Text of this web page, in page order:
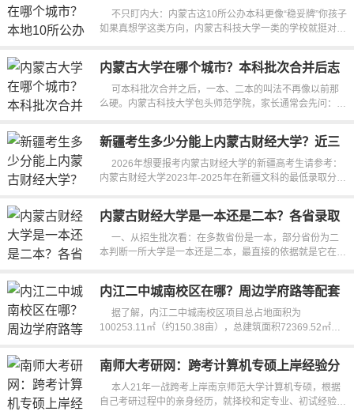
更稳妥
不只盯内大：内蒙古这10所公办本科更像“稳妥牌”你孩子
如果真想学这类方向，内蒙古科技大学一类的学校就挺对
内蒙古大学在哪个城市？本科批次合并后志
愿怎么填
可本科批次合并之后，一本、二本的叫法不再像以前那
么硬。内蒙古科技大学包头师范学院，家长通常会先问：以
新疆考生多少分能上内蒙古财经大学？近三
年文科428分、理科368分
2026年想要报考内蒙古财经大学的新疆高考生请参考：
内蒙古财经大学2023年-2025年在新疆文科的最低录取分数
内蒙古财经大学是一本还是二本？各省录取
批次及分数线解析
一、从招生批次看：在多数省份是一本，部分省份为二
本判断一所大学是一本还是二本，最直接的依据就是它在各
内江二中城南校区在哪？周边学府路等配套
设施建设进度来啦
据了解，内江二中城南校区项目总占地面积为
100253.11㎡（约150.38亩），总建筑面积72369.52㎡，
南师大考研网：跨考计算机专硕上岸经验分
本人21年一战跨考上岸南京师范大学计算机专硕，根据
自己考研过程中的亲身经历，就择校和定专业、初试经验、